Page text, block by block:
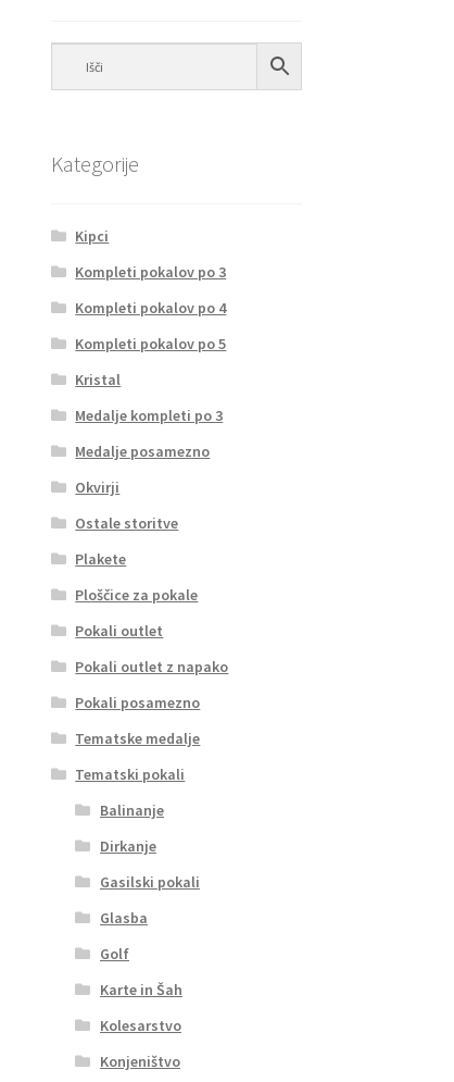
Kategorije
Kipci
Kompleti pokalov po 3
Kompleti pokalov po 4
Kompleti pokalov po 5
Kristal
Medalje kompleti po 3
Medalje posamezno
Okvirji
Ostale storitve
Plakete
Ploščice za pokale
Pokali outlet
Pokali outlet z napako
Pokali posamezno
Tematske medalje
Tematski pokali
Balinanje
Dirkanje
Gasilski pokali
Glasba
Golf
Karte in Šah
Kolesarstvo
Konjeništvo